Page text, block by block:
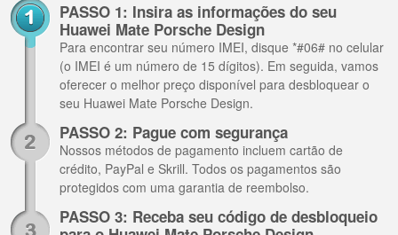
PASSO 1: Insira as informações do seu
Huawei Mate Porsche Design
Para encontrar seu número IMEI, disque *#06# no celular
(o IMEI é um número de 15 dígitos). Em seguida, vamos
oferecer o melhor preço disponível para desbloquear o
seu Huawei Mate Porsche Design.
PASSO 2: Pague com segurança
Nossos métodos de pagamento incluem cartão de
crédito, PayPal e Skrill. Todos os pagamentos são
protegidos com uma garantia de reembolso.
PASSO 3: Receba seu código de desbloqueio